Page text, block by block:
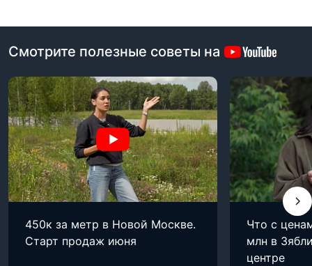
Смотрите полезные советы на
450к за метр в Новой Москве.
Старт продаж июня
Что с
млн в
центре